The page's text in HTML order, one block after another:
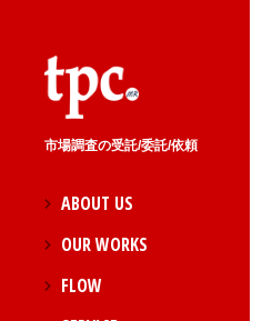
市場調査の受託/委託/依頼
ABOUT US
OUR WORKS
FLOW